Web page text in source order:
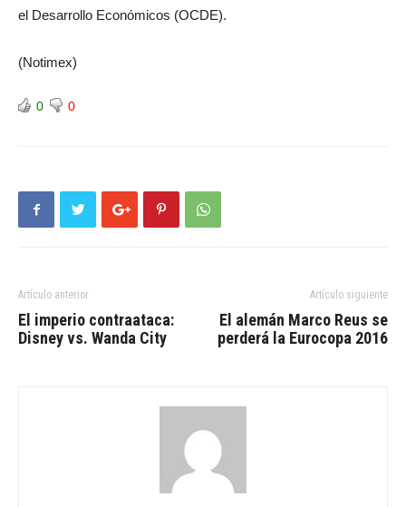
el Desarrollo Económicos (OCDE).
(Notimex)
0 0
Artículo anterior
El imperio contraataca:
Disney vs. Wanda City
Artículo siguiente
El alemán Marco Reus se
perderá la Eurocopa 2016